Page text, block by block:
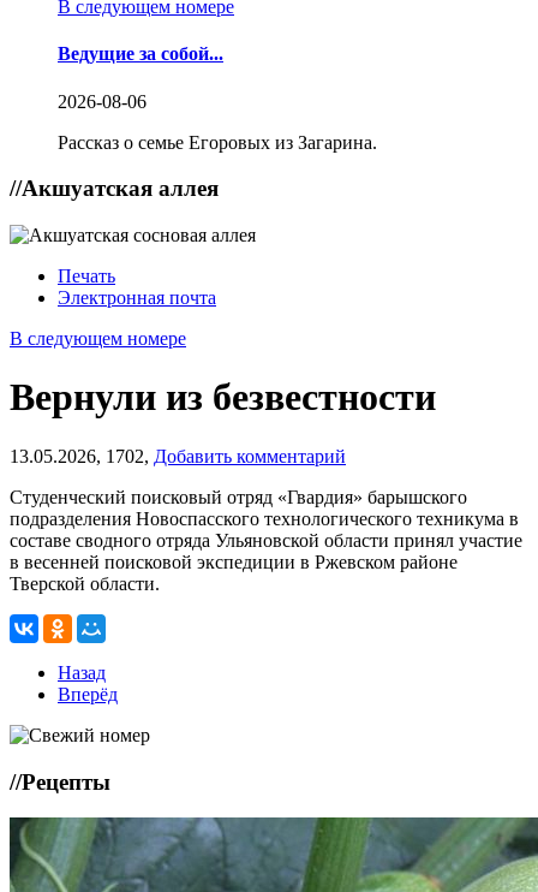
В следующем номере
Ведущие за собой...
2026-08-06
Рассказ о семье Егоровых из Загарина.
//Акшуатская аллея
Печать
Электронная почта
В следующем номере
Вернули из безвестности
13.05.2026, 1702, Добавить комментарий
Студенческий поисковый отряд «Гвардия» барышского
подразделения Новоспасского технологического техникума в
составе сводного отряда Ульяновской области принял участие
в весенней поисковой экспедиции в Ржевском районе
Тверской области.
Назад
Вперёд
//Рецепты